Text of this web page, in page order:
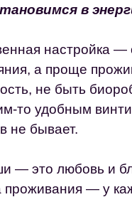
в
настройка
а проще
не быть
то удобным
не бывает.
— это любовь и
— у